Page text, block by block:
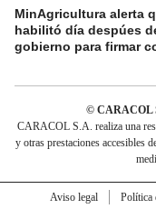
MinAgricultura alerta
habilitó día despúes
gobierno para firmar
© CARACOL
CARACOL S.A. realiza una
y otras prestaciones accesibles
Aviso legal Política